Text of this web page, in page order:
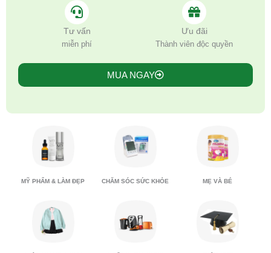
Tư vấn
miễn phí
Ưu đãi
Thành viên độc quyền
MUA NGAY
MỸ PHẨM & LÀM ĐẸP CHĂM SÓC SỨC KHỎE MẸ VÀ BÉ